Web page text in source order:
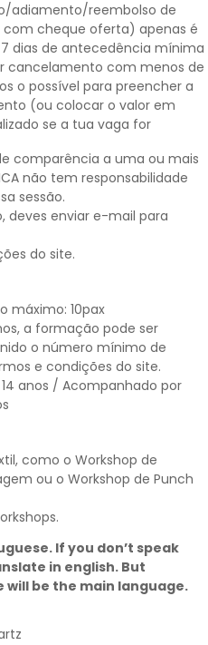
adiamento/reembolso de
cheque oferta) apenas é
dias de antecedência mínima
cancelamento com menos de
o possível para preencher a
(ou colocar o valor em
se a tua vaga for
comparência a uma ou mais
não tem responsabilidade
sessão.
deves enviar e-mail para
do site.
máximo: 10pax
a formação pode ser
o número mínimo de
e condições do site.
anos / Acompanhado por
como o Workshop de
ou o Workshop de Punch
.
If you don’t speak
in english. But
be the main language.